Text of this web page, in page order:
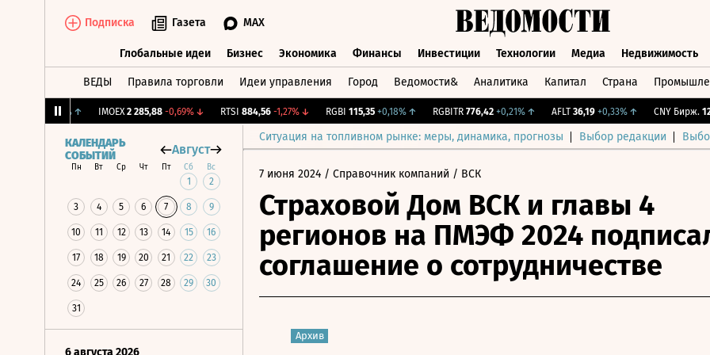
Подписка Газета MAX
Глобальные идеи Бизнес Экономика Финансы Инвестиции Технологии Медиа Недвижимость
ВЕДЫ Правила торговли Идеи управления Город Ведомости& Аналитика Капитал Страна
IMOEX 2 285,88 -0,69%↓ RTSI 884,56 -1,27%↓ RGBI 115,35 +0,18% ↑ RGBITR 776,42 +0,21%↑ AFLT 36,19 +0,33%↑ CNY Бирж.
Ситуация на топливном рынке: меры, динамика, прогнозы Выбор редакции
КАЛЕНДАРЬ
СОБЫТИЙ
Август
Пн Вт Ср Чт Пт Сб Вс
1 2
3 4 5 6 7 8 9
10 11 12 13 14 15 16
17 18 19 20 21 22 23
24 25 26 27 28 29 30
31
6 августа 2026
7 июня 2024 / Справочник компаний / ВСК
Страховой Дом ВСК и главы 4
регионов на ПМЭФ 2024
соглашение о сотрудничестве
Архив